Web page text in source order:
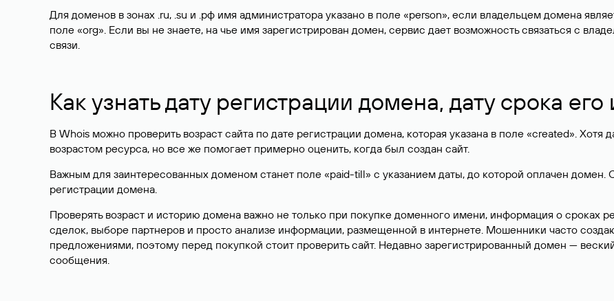
Для доменов в зонах .ru, .su и .рф имя администратора указано в поле «person», если владельцем домена
поле «org». Если вы не знаете, на чье имя зарегистрирован домен, сервис дает возможность связаться с
связи.
Как узнать дату регистрации домена, дату срока его
В Whois можно проверить возраст сайта по дате регистрации домена, которая указана в поле «created». Хотя
возрастом ресурса, но все же помогает примерно оценить, когда был создан сайт.
Важным для заинтересованных доменом станет поле «paid-till» с указанием даты, до которой оплачен домен.
регистрации домена.
Проверять возраст и историю домена важно не только при покупке доменного имени, информация о сроках
сделок, выборе партнеров и просто анализе информации, размещенной в интернете. Мошенники часто
предложениями, поэтому перед покупкой стоит проверить сайт. Недавно зарегистрированный домен —
сообщения.